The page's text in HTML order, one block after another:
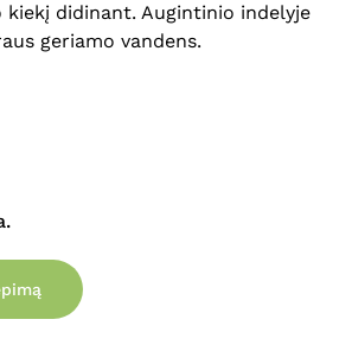
kiekį didinant. Augintinio indelyje
geriamo vandens.